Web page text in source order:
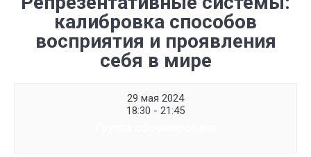
калибровка способов
восприятия и проявления
себя в мире
29 мая 2024
18:30 - 21:45